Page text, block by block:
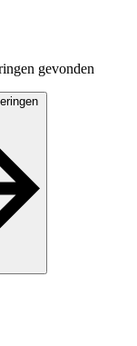
gevonden